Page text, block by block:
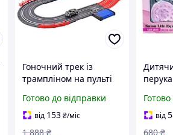
Гоночний трек із
трампліном на пульті
Turbo 2,5 м
Готово до відправки
від 153₴/міс
1 888 ₴
від
680 ₴